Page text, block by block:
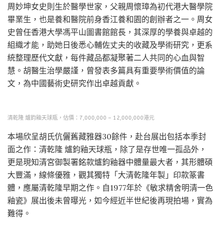
周妙坤女史則生於醫學世家，父親周懷璋為初代港大醫學院
畢業生，也是養和醫院前身香江養和園的創辦者之一。周女
史曾任香港大學馮平山圖書館館長，其深厚的學養與卓越的
組織才能，助她日後悉心輔佐丈夫的收藏及學術研究，更系
統整理歷代文獻，每件藏品都凝聚著二人共同的心血與智
慧。胡醫生治學嚴謹，曾發表多篇具有重要學術價值的論
文，為中國藝術史研究作出卓越貢獻。
清乾隆 爐鈞釉天球瓶，估價：7,000,000 – 12,000,000港元
本場欣呈胡氏伉儷舊藏雅器30餘件，赴台展出包括本季封
面之作：清乾隆 爐鈞釉天球瓶，除了是存世唯一孤品外，
更是現知清宮御製署銘款爐鈞釉器中體量最大者，其形體碩
大豐滿，線條優雅，觀其獨特「大清乾隆年製」印款篆書
體，應屬清乾隆早期之作。自1977年於《敏求精舍明清一色
釉瓷》展出後未曾曝光，如今經近半世紀後再現拍場，實為
難得。